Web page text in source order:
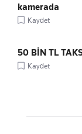
kamerada
Kaydet
50 BİN TL
Kaydet